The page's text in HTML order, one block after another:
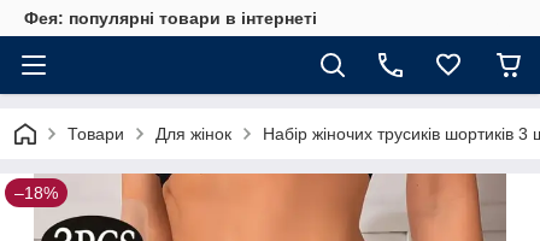
Фея: популярні товари в інтернеті
Товари Для жінок Набір жіночих трусиків шортиків
–18%